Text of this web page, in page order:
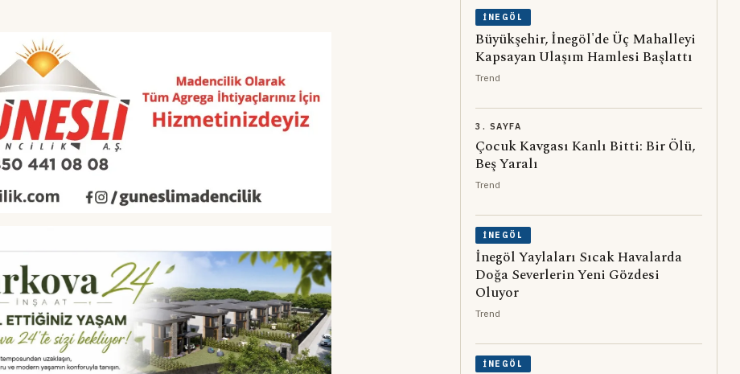
İNEGÖL
Büyükşehir, İnegöl'de Üç Mahalleyi
Kapsayan Ulaşım Hamlesi Başlattı
Trend
3. SAYFA
Çocuk Kavgası Kanlı Bitti: Bir Ölü,
Beş Yaralı
Trend
İNEGÖL
İnegöl Yaylaları Sıcak Havalarda
Doğa Severlerin Yeni Gözdesi
Oluyor
Trend
İNEGÖL